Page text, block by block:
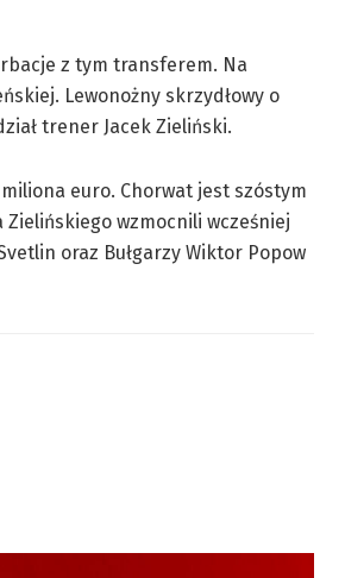
z tym transferem. Na
Lewonożny skrzydłowy o
trener Jacek Zieliński.
euro. Chorwat jest szóstym
wzmocnili wcześniej
oraz Bułgarzy Wiktor Popow